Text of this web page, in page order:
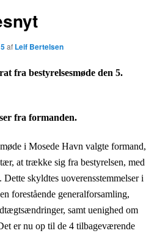
af Leif Bertelsen
fra bestyrelsesmøde den 5.
fra formanden.
i Mosede Havn valgte formand,
at trække sig fra bestyrelsen, med
skyldtes uoverensstemmelser i
forestående generalforsamling,
samt uenighed om
er nu op til de 4 tilbageværende